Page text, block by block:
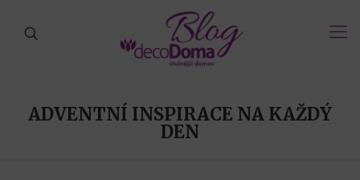
ADVENTNÍ INSPIRACE NA KAŽDÝ
DEN